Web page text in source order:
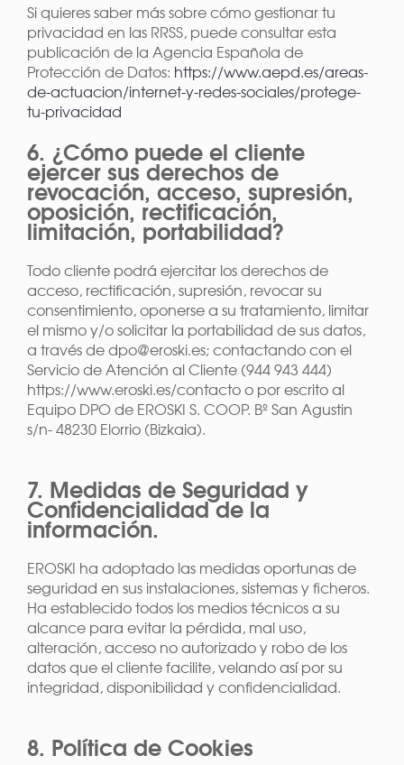
Si quieres saber más sobre cómo gestionar tu
privacidad en las RRSS, puede consultar esta
publicación de la Agencia Española de
Protección de Datos: https://www.aepd.es/areas-
de-actuacion/internet-y-redes-sociales/protege-
tu-privacidad
6. ¿Cómo puede el cliente
ejercer sus derechos de
revocación, acceso, supresión,
oposición, rectificación,
limitación, portabilidad?
Todo cliente podrá ejercitar los derechos de
acceso, rectificación, supresión, revocar su
consentimiento, oponerse a su tratamiento, limitar
el mismo y/o solicitar la portabilidad de sus datos,
a través de dpo@eroski.es; contactando con el
Servicio de Atención al Cliente (944 943 444)
https://www.eroski.es/contacto o por escrito al
Equipo DPO de EROSKI S. COOP. Bº San Agustin
s/n- 48230 Elorrio (Bizkaia).
7. Medidas de Seguridad y
Confidencialidad de la
información.
EROSKI ha adoptado las medidas oportunas de
seguridad en sus instalaciones, sistemas y ficheros.
Ha establecido todos los medios técnicos a su
alcance para evitar la pérdida, mal uso,
alteración, acceso no autorizado y robo de los
datos que el cliente facilite, velando así por su
integridad, disponibilidad y confidencialidad.
8. Política de Cookies